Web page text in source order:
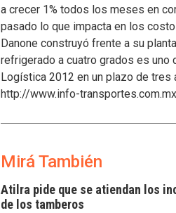
a crecer 1% todos los meses en
pasado lo que impacta en los
Danone construyó frente a su
refrigerado a cuatro grados es uno
Logística 2012 en un plazo de tres
http://www.info-transportes.com.mx
Mirá También
Atilra pide que se atiendan los
de los tamberos